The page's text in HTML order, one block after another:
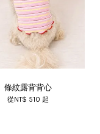
條紋露背背心
從NT$ 510 起